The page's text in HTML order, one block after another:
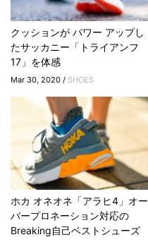
クッションが パワー アップし
たサッカニー「トライアンフ
17」を体感
Mar 30, 2020 / SHOES
ホカ オネオネ「アラヒ4」オー
バープロネーション対応の
Breaking自己ベストシューズ